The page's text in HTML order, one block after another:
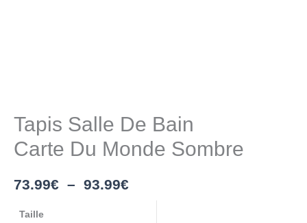
Tapis Salle De Bain
Carte Du Monde Sombre
73.99€ – 93.99€
Taille